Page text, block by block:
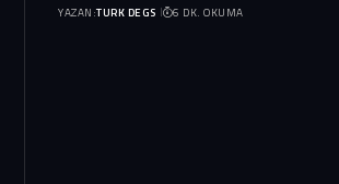
YAZAN:TURK DEGS 6 DK. OKUMA